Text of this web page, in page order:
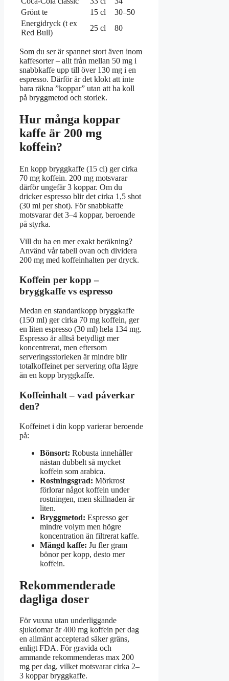
Grönt te
15 cl
30–50
Energidryck (t ex
Red Bull)
25 cl 80
Som du ser är spannet stort även inom
kaffesorter – allt från mellan 50 mg i
snabbkaffe upp till över 130 mg i en
espresso. Därför är det klokt att inte
bara räkna ”koppar” utan att ha koll
på bryggmetod och storlek.
Hur många koppar
kaffe är 200 mg
koffein?
En kopp bryggkaffe (15 cl) ger cirka
70 mg koffein. 200 mg motsvarar
därför ungefär 3 koppar. Om du
dricker espresso blir det cirka 1,5 shot
(30 ml per shot). För snabbkaffe
motsvarar det 3–4 koppar, beroende
på styrka.
Vill du ha en mer exakt beräkning?
Använd vår tabell ovan och dividera
200 mg med koffeinhalten per dryck.
Koffein per kopp –
bryggkaffe vs espresso
Medan en standardkopp bryggkaffe
(150 ml) ger cirka 70 mg koffein, ger
en liten espresso (30 ml) hela 134 mg.
Espresso är alltså betydligt mer
koncentrerat, men eftersom
serveringsstorleken är mindre blir
totalkoffeinet per servering ofta lägre
än en kopp bryggkaffe.
Koffeinhalt – vad påverkar
den?
Koffeinet i din kopp varierar beroende
på:
Bönsort: Robusta innehåller
nästan dubbelt så mycket
koffein som arabica.
Rostningsgrad: Mörkrost
förlorar något koffein under
rostningen, men skillnaden är
liten.
Bryggmetod: Espresso ger
mindre volym men högre
koncentration än filtrerat kaffe.
Mängd kaffe: Ju fler gram
bönor per kopp, desto mer
koffein.
Rekommenderade
dagliga doser
För vuxna utan underliggande
sjukdomar är 400 mg koffein per dag
en allmänt accepterad säker gräns,
enligt FDA. För gravida och
ammande rekommenderas max 200
mg per dag, vilket motsvarar cirka 2–
3 koppar bryggkaffe.